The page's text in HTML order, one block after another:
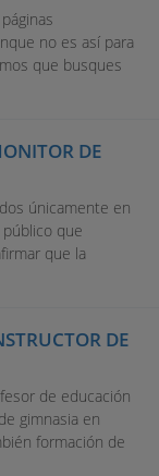
no es así para
que busques
DE
únicamente en
que
que la
DE
de educación
gimnasia en
formación de